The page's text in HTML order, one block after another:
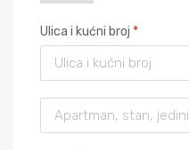
Ulica i kućni broj *